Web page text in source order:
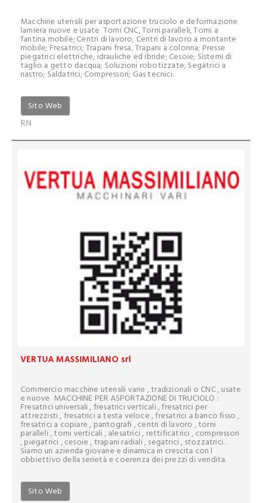
Macchine utensili per asportazione truciolo e deformazione
lamiera nuove e usate  Torni CNC, Torni paralleli, Torni a
fantina mobile; Centri di lavoro, Centri di lavoro a montante
mobile; Fresatrici; Trapani fresa, Trapani a colonna; Presse
piegatrici elettriche, idrauliche ed ibride; Cesoie; Sistemi di
taglio a getto dacqua; Soluzioni robotizzate; Segatrici a
nastro; Saldatrici; Compressori; Gas tecnici.
Sito Web
RN
VERTUA MASSIMILIANO srl
Commercio macchine utensili varie , tradizionali o CNC , usate
e nuove  MACCHINE PER ASPORTAZIONE DI TRUCIOLO :
Fresatrici universali , fresatrici verticali , fresatrici per
attrezzisti , fresatrici a testa veloce , fresatrici a banco fisso ,
fresatrici a copiare , pantografi , centri di lavoro , torni
paralleli , torni verticali , alesatrici , rettificatrici , compressori
, piegatrici , cesoie , trapani radiali , segatrici , stozzatrici .
Siamo un azienda giovane e dinamica in crescita con l
obbiettivo della serietà e coerenza dei prezzi di vendita.
Sito Web